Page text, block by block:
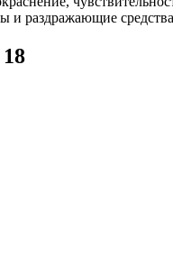
раздражающие